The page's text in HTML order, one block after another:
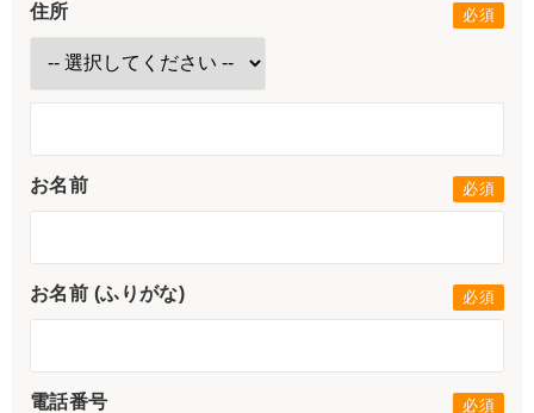
住所
お名前
お名前 (ふりがな)
電話番号